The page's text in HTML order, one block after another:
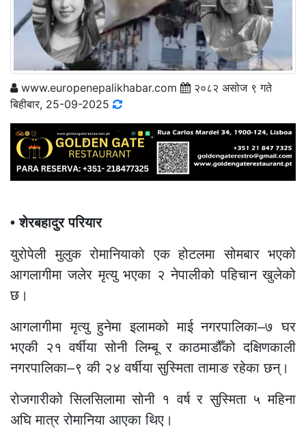
www.europenepalikhabar.com
२०८२ असोज ९ गते
बिहीबार, 25-09-2025
• शेरबहादुर परियार
युरोपेली मुलुक रोमानियाको एक होटलमा सोमबार भएको
आगलागीमा जलेर मृत्यु भएका २ नेपालीको पहिचान खुलेको
छ।
आगलागीमा मृत्यु हुनेमा इलामको माई नगरपालिका–७ घर
भएकी २१ वर्षीया सोनी लिम्बू र काठमाडौँको दक्षिणकाली
नगरपालिका–९ की २४ वर्षीया सुस्मिता तामाङ रहेका छन्।
रोजगारीको सिलसिलामा सोनी १ वर्ष र सुस्मिता ५ महिना
अघि मात्र रोमानिया आएका थिए।